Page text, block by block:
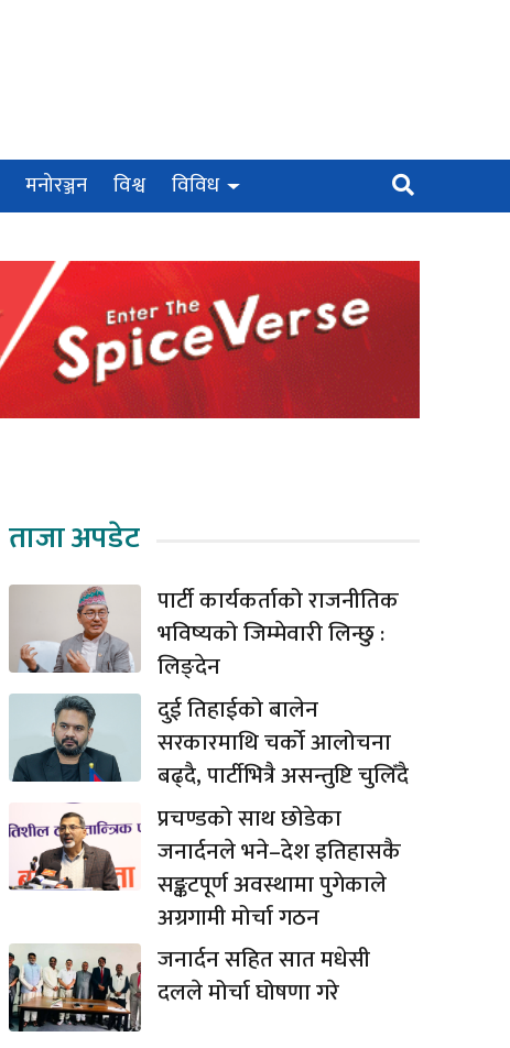
मनोरञ्जन विश्व विविध
ताजा अपडेट
पार्टी कार्यकर्ताको राजनीतिक
भविष्यको जिम्मेवारी लिन्छु :
लिङ्देन
दुई तिहाईको बालेन
सरकारमाथि चर्को आलोचना
बढ्दै, पार्टीभित्रै असन्तुष्टि चुलिँदै
प्रचण्डको साथ छोडेका
जनार्दनले भने–देश इतिहासकै
सङ्कटपूर्ण अवस्थामा पुगेकाले
अग्रगामी मोर्चा गठन
जनार्दन सहित सात मधेसी
दलले मोर्चा घोषणा गरे